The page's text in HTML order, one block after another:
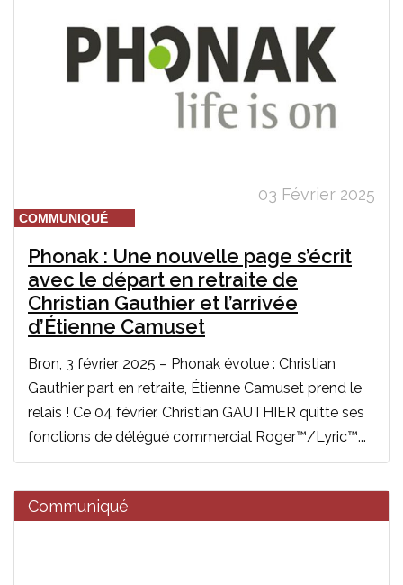
03 Février 2025
COMMUNIQUÉ
Phonak : Une nouvelle page s’écrit
avec le départ en retraite de
Christian Gauthier et l’arrivée
d’Étienne Camuset
Bron, 3 février 2025 – Phonak évolue : Christian
Gauthier part en retraite, Étienne Camuset prend le
relais ! Ce 04 février, Christian GAUTHIER quitte ses
fonctions de délégué commercial Roger™/Lyric™...
Communiqué